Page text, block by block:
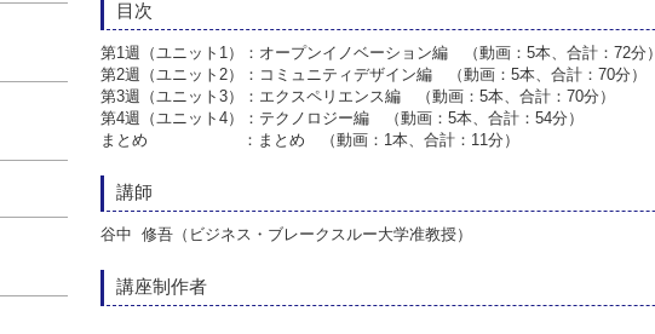
目次
第1週（ユニット1）：オープンイノベーション編 （動画：5本、合計：72分
第2週（ユニット2）：コミュニティデザイン編 （動画：5本、合計：70分）
第3週（ユニット3）：エクスペリエンス編 （動画：5本、合計：70分）
第4週（ユニット4）：テクノロジー編 （動画：5本、合計：54分）
まとめ ：まとめ （動画：1本、合計：11分）
講師
谷中 修吾（ビジネス・ブレークスルー大学准教授）
講座制作者